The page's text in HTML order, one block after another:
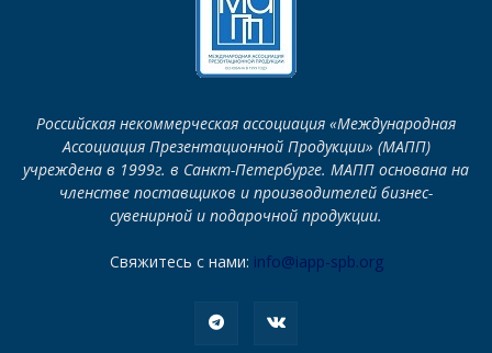
Российская некоммерческая ассоциация «Международная
Ассоциация Презентационной Продукции» (МАПП)
учреждена в 1999г. в Санкт-Петербурге. МАПП основана на
членстве поставщиков и производителей бизнес-
сувенирной и подарочной продукции.
Свяжитесь с нами: info@iapp-spb.org